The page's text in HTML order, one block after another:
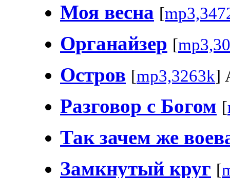
Моя весна [
Органайзер [
Остров [mp3,3263k]
Разговор с Богом [
Так зачем же
Замкнутый круг [